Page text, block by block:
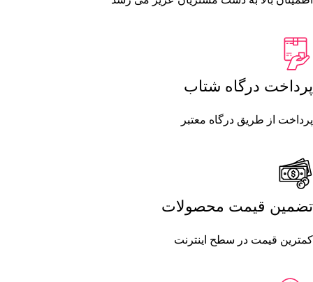
پرداخت درگاه شتاب
پرداخت از طریق درگاه معتبر
تضمین قیمت محصولات
کمترین قیمت در سطح اینترنت